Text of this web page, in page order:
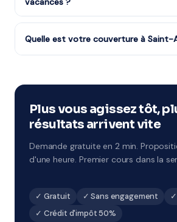
Oui, notre organisme partenaire
pendant chaque période de vacances
Quelle est votre couverture à Saint-
directement dans votre quartier.
Plus vous agissez tôt,
résultats arrivent vite
Demande gratuite en 2 min.
d'une heure. Premier cours dans la
✓ Gratuit ✓ Sans engagement
✓ Crédit d'impôt 50%